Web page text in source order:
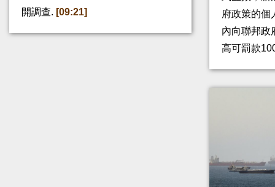
開調查. [09:21]
府政策的個
內向聯邦政
高可罰款